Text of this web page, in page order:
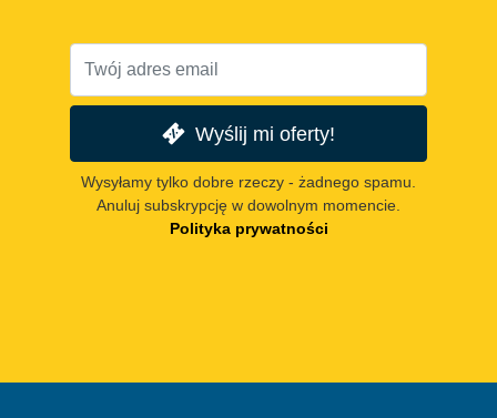
Wyślij mi oferty!
Wysyłamy tylko dobre rzeczy - żadnego spamu.
Anuluj subskrypcję w dowolnym momencie.
Polityka prywatności